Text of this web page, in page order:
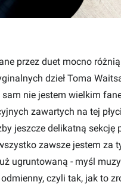
przez duet mocno
dzieł Toma
sam nie jestem wielkim
zawartych na tej
jeszcze delikatną sekcję
zawsze jestem za
ugruntowaną - myśl
czyli tak, jak to